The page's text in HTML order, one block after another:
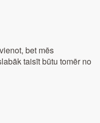
bet mēs
taisīt būtu tomēr no